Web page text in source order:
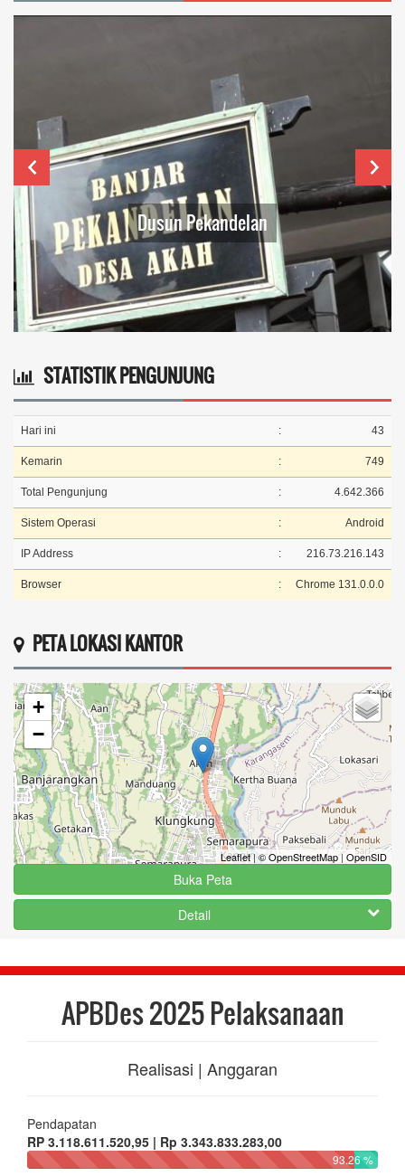
Dusun Pekandelan
STATISTIK PENGUNJUNG
Hari ini : 43
Kemarin : 749
Total Pengunjung : 4.642.366
Sistem Operasi : Android
IP Address : 216.73.216.143
Browser : Chrome 131.0.0.0
PETA LOKASI KANTOR
+
−
Leaflet|© OpenStreetMap|OpenSID
Buka Peta
Detail
APBDes 2025 Pelaksanaan
Realisasi | Anggaran
Pendapatan
RP 3.118.611.520,95 | Rp 3.343.833.283,00
93.26 %